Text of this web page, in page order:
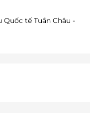
Quốc tế Tuần Châu -